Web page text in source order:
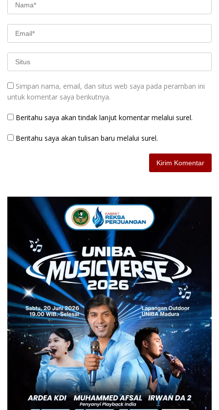
Simpan nama, email, dan situs web saya pada peramban ini
untuk komentar saya berikutnya.
Beritahu saya akan tindak lanjut komentar melalui surel.
Beritahu saya akan tulisan baru melalui surel.